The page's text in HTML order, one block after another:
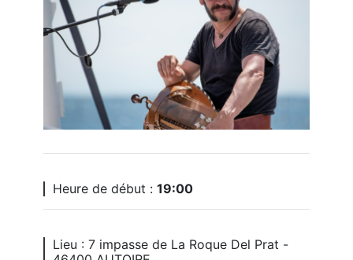
Heure de début : 19:00
Lieu : 7 impasse de La Roque Del Prat -